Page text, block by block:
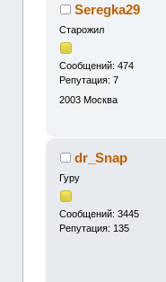
Seregka29
Старожил
Сообщений: 474
Репутация: 7
2003 Москва
dr_Snap
Гуру
Сообщений: 3445
Репутация: 135